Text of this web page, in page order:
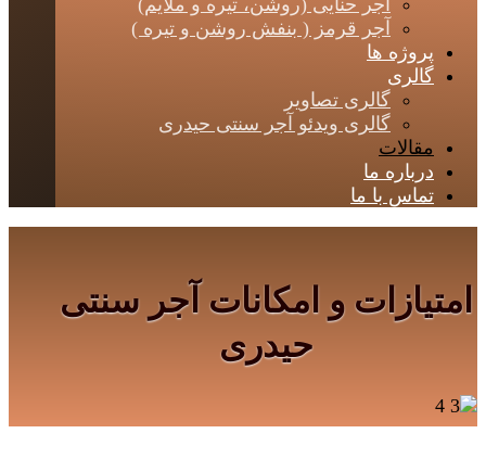
آجر حنایی (روشن، تیره و ملایم)
آجر قرمز ( بنفش روشن و تیره )
پروژه ها
گالری
گالری تصاویر
گالری ویدئو آجر سنتی حیدری
مقالات
درباره ما
تماس با ما
امتیازات و امکانات آجر سنتی
حیدری